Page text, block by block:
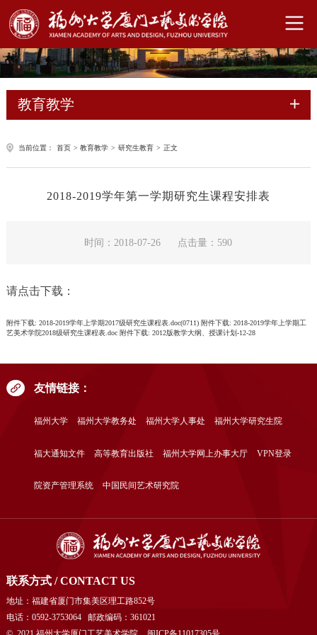
教育教学
当前位置： 首页 > 教育教学 > 研究生教育 > 正文
2018-2019学年第一学期研究生课程安排表
时间：2018-07-26 点击量： 590
请点击下载：
附件下载: 2018-2019学年上学期2017级研究生课程表.doc(0711) 附件下载: 2018-2019学年上学期工
艺美术学院2018级研究生课程表.doc 附件下载: 2012版教学大纲、授课计划-12-28
友情链接：
福州大学 福州大学教务处 福州大学人事处 福州大学研究生院
福大通知文件 高等教育出版社 福州大学网上办事大厅 VPN登录
院资产管理系统 中国民间艺术研究院
联系方式 / CONTACT US
地址：福建省厦门市集美区理工路852号
电话：0592-3753064 邮政编码：361021